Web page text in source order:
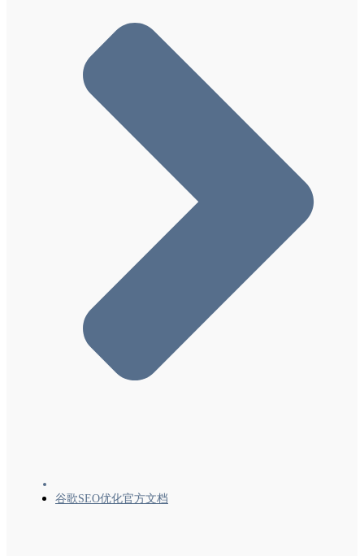
实施灵活抽样时需遵循的常规指南
本地功能-1 向Google添加商家详情
本地功能-2 热门地点列表优化
本地功能-3 退出Google Local
Google搜索和您网站上的备注（实验性功能）
“包裹跟踪”功能尝鲜者计划
Google搜索中的结构化数据标记简介及其运
作方式
丰富且互动的搜索结果
使用 JavaScript 生成结构化数据
Google搜索支持的结构化数据标记(结构化数
据列表)
谷歌SEO优化官方文档